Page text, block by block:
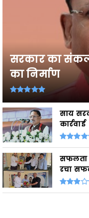
सरकार का
का निर्माण
साय
कार्रवाई
सफलता
रचा